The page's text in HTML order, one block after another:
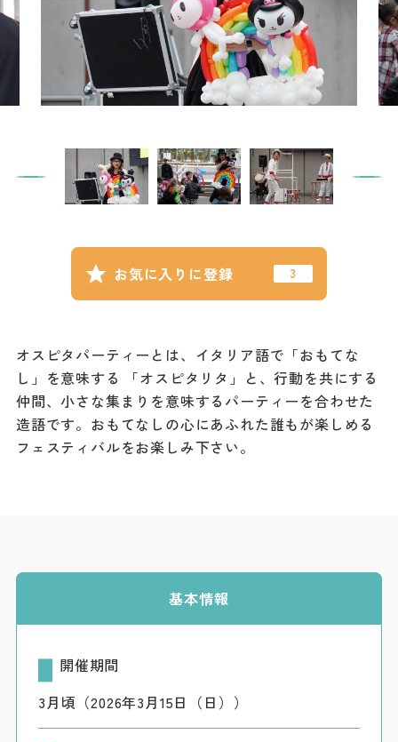
お気に入りに登録
オスピタパーティーとは、イタリア語で「おもてな
し」を意味する 「オスピタリタ」と、行動を共にする
仲間、小さな集まりを意味するパーティーを合わせた
造語です。おもてなしの心にあふれた誰もが楽しめる
フェスティバルをお楽しみ下さい。
基本情報
開催期間
3月頃（2026年3月15日（日））
市民がおすすめ！餃
お得なチケット
フィルムコミ
パンフレット
ダウンロード